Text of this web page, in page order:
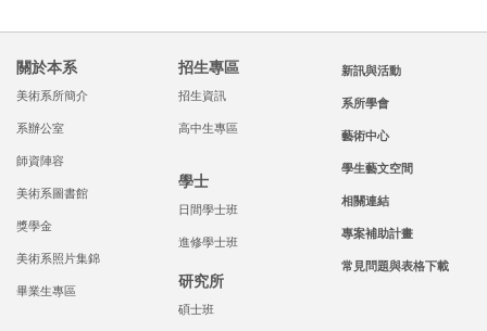
關於本系
美術系所簡介
系辦公室
師資陣容
美術系圖書館
獎學金
美術系照片集錦
畢業生專區
招生專區
招生資訊
高中生專區
學士
日間學士班
進修學士班
研究所
碩士班
新訊與活動
系所學會
藝術中心
學生藝文空間
相關連結
專案補助計畫
常見問題與表格下載